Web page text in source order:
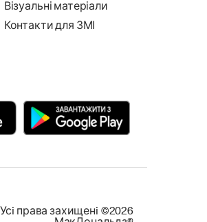
Візуальні матеріали
Контакти для ЗМІ
Усi права захищенi ©2026